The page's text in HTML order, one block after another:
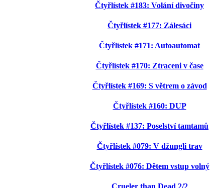
Čtyřlístek #183: Volání divočiny
Čtyřlístek #177: Zálesáci
Čtyřlístek #171: Autoautomat
Čtyřlístek #170: Ztraceni v čase
Čtyřlístek #169: S větrem o závod
Čtyřlístek #160: DUP
Čtyřlístek #137: Poselství tamtamů
Čtyřlístek #079: V džungli trav
Čtyřlístek #076: Dětem vstup volný
Crueler than Dead 2/2